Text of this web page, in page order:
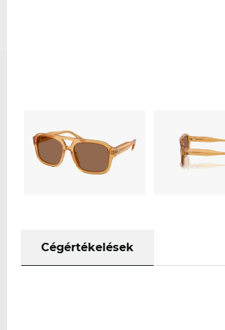
Cégértékelések